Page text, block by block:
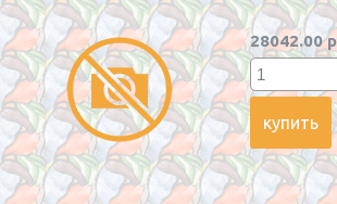
28042.00